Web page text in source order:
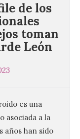
de los
toman
León
es una
asociada a la
años han sido